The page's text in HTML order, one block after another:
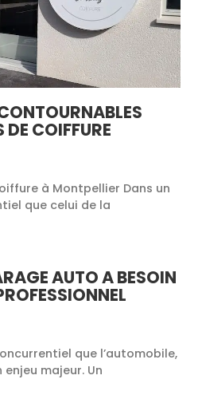
DE COIFFURE
à Montpellier Dans un
que celui de la
AUTO A BESOIN
que l’automobile,
majeur. Un